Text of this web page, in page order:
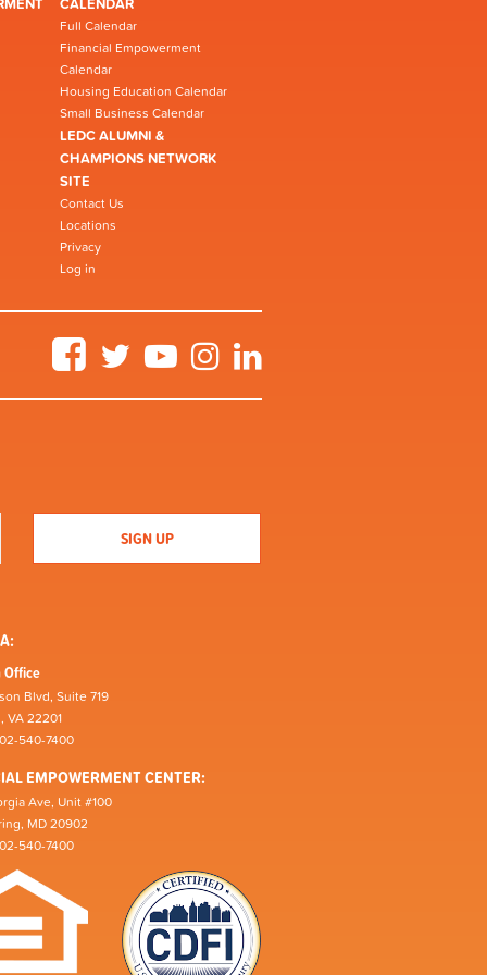
Full Calendar
Financial Empowerment
Calendar
Housing Education Calendar
Small Business Calendar
LEDC ALUMNI &
CHAMPIONS NETWORK
SITE
Contact Us
Locations
Privacy
Log in
FacebookTwitter YouTubeInstagram
Office
Blvd, Suite 719
VA 22201
540-7400
EMPOWERMENT CENTER:
Ave, Unit #100
MD 20902
540-7400